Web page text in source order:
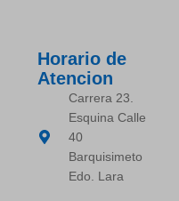
Horario de
Atencion
Carrera 23.
Esquina Calle
40
Barquisimeto
Edo. Lara